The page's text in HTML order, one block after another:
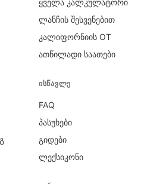
ლანჩის შესვენებით
კალიფორნიის OT
ათწილადი საათები
ᲘᲡᲬᲐᲕᲚᲔ
FAQ
პასუხები
გიდები
ლექსიკონი